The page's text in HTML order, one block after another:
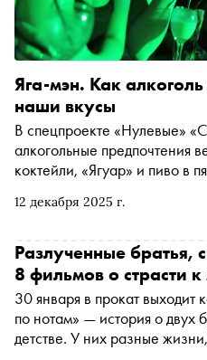
12 декабря 2025 г.
Яга-мэн. Как
наши вкусы
В спецпроекте «Нулевые» «Сноб» исследует
алкогольные предпочтения
коктейли, «Ягуар» и пиво в
(как видно, навсегда)
Разлученные братья,
8 фильмов о страсти
30 января в прокат выходит
по нотам» — история о двух
детстве. У них разные